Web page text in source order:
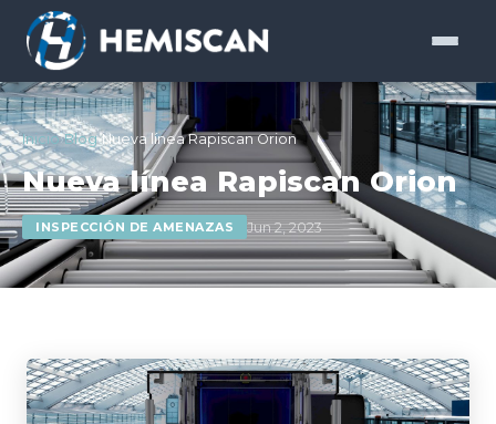
Inicio›Blog›Nueva línea Rapiscan Orion
Nueva línea Rapiscan Orion
INSPECCIÓN DE AMENAZAS Jun 2, 2023